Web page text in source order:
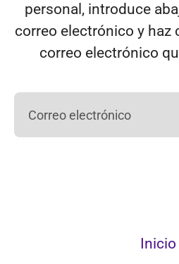
personal, introduce
correo electrónico y haz
correo electrónico
Inicio